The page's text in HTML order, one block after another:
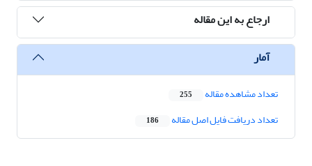
ارجاع به این مقاله
آمار
تعداد مشاهده مقاله 255
تعداد دریافت فایل اصل مقاله 186